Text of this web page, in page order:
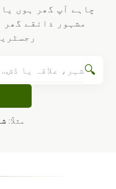
چاہے آپ گھر ہوں
مشہور ذائقے گھر
🔍
مثلاً: